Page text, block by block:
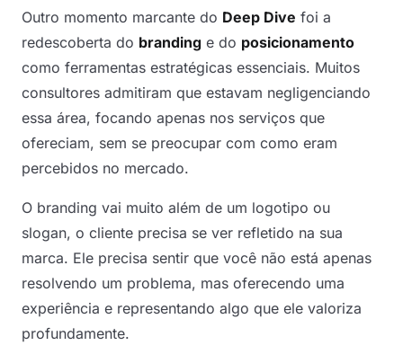
Outro momento marcante do Deep Dive foi a
redescoberta do branding e do posicionamento
como ferramentas estratégicas essenciais. Muitos
consultores admitiram que estavam negligenciando
essa área, focando apenas nos serviços que
ofereciam, sem se preocupar com como eram
percebidos no mercado.
O branding vai muito além de um logotipo ou
slogan, o cliente precisa se ver refletido na sua
marca. Ele precisa sentir que você não está apenas
resolvendo um problema, mas oferecendo uma
experiência e representando algo que ele valoriza
profundamente.